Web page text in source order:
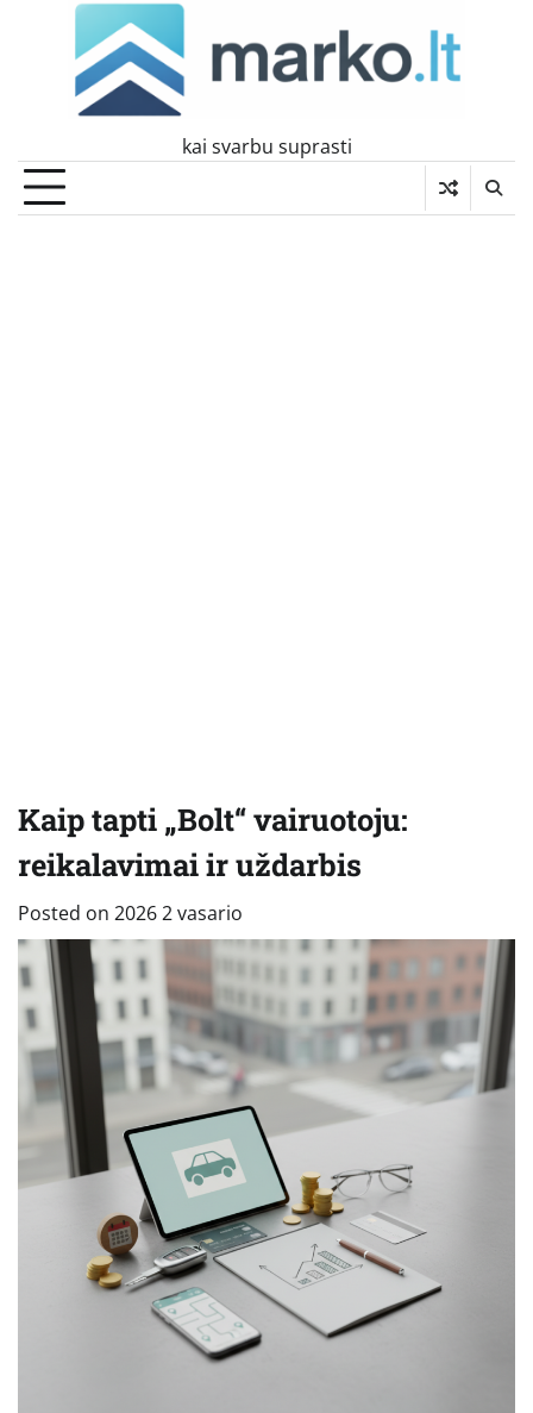
kai svarbu suprasti
Kaip tapti „Bolt“ vairuotoju:
reikalavimai ir uždarbis
Posted on 2026 2 vasario